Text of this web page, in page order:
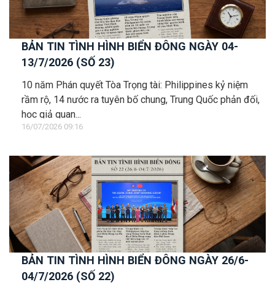
BẢN TIN TÌNH HÌNH BIỂN ĐÔNG NGÀY 04-
13/7/2026 (SỐ 23)
10 năm Phán quyết Tòa Trọng tài: Philippines kỷ niệm
rầm rộ, 14 nước ra tuyên bố chung, Trung Quốc phản đối,
học giả quan...
16/07/2026 09:16
BẢN TIN TÌNH HÌNH BIỂN ĐÔNG NGÀY 26/6-
04/7/2026 (SỐ 22)